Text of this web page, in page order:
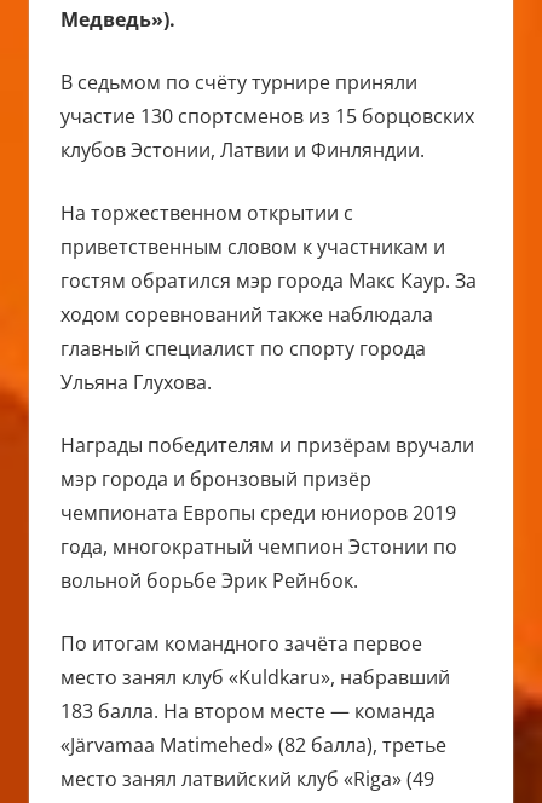
Медведь»).
В седьмом по счёту турнире приняли
участие 130 спортсменов из 15 борцовских
клубов Эстонии, Латвии и Финляндии.
На торжественном открытии с
приветственным словом к участникам и
гостям обратился мэр города Макс Каур. За
ходом соревнований также наблюдала
главный специалист по спорту города
Ульяна Глухова.
Награды победителям и призёрам вручали
мэр города и бронзовый призёр
чемпионата Европы среди юниоров 2019
года, многократный чемпион Эстонии по
вольной борьбе Эрик Рейнбок.
По итогам командного зачёта первое
место занял клуб «Kuldkaru», набравший
183 балла. На втором месте — команда
«Järvamaa Matimehed» (82 балла), третье
место занял латвийский клуб «Riga» (49